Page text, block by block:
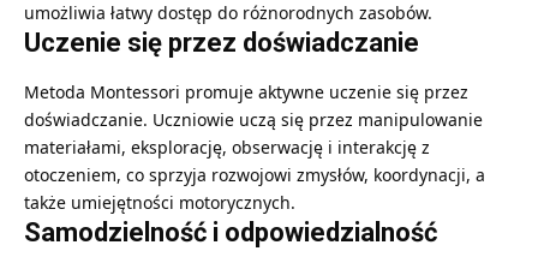
umożliwia łatwy dostęp do różnorodnych zasobów.
Uczenie się przez doświadczanie
Metoda Montessori promuje aktywne uczenie się przez
doświadczanie. Uczniowie uczą się przez manipulowanie
materiałami, eksplorację, obserwację i interakcję z
otoczeniem, co sprzyja rozwojowi zmysłów, koordynacji, a
także umiejętności motorycznych.
Samodzielność i odpowiedzialność